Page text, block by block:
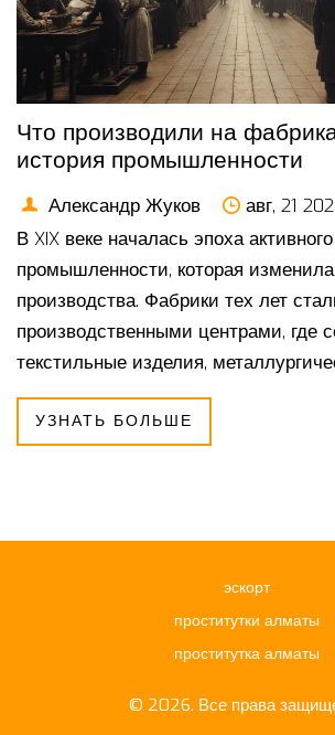
Что производили на
история промышленности
Александр Жуков
авг, 21
В XIX веке началась эпоха
промышленности, которая
производства. Фабрики тех лет
производственными центрами, где
текстильные изделия,
механизмы и многое другое.
технологий и изобретений
общество.
УЗНАТЬ БОЛЬШЕ
эскорт
проститутки алматы
проститутка алматы
© 2026. Все права